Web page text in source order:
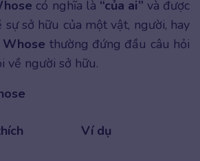
có nghĩa là “của ai” và được
sở hữu của một vật, người, hay
Whose thường đứng đầu câu hỏi
về người sở hữu.
Ví dụ